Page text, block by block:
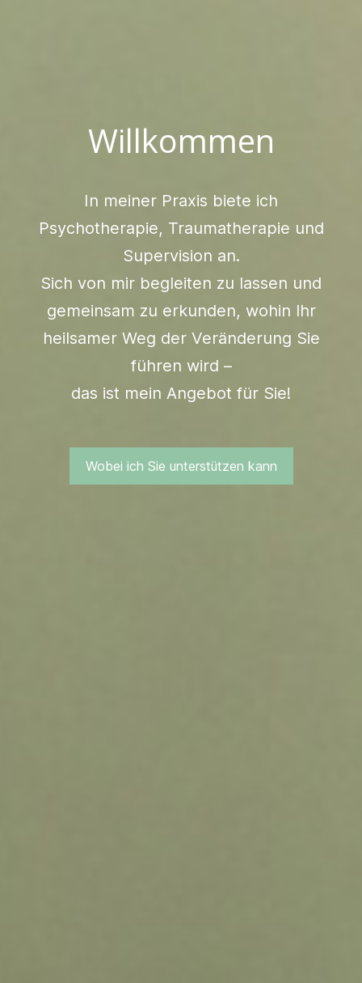
Willkommen
In meiner Praxis biete ich
Psychotherapie, Traumatherapie und
Supervision an.
Sich von mir begleiten zu lassen und
gemeinsam zu erkunden, wohin Ihr
heilsamer Weg der Veränderung Sie
führen wird –
das ist mein Angebot für Sie!
Wobei ich Sie unterstützen kann